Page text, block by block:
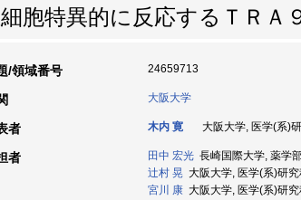
胞特異的に反応するＴＲＡ
/領域番号 24659713
大阪大学
者 木内 寛 大阪大学, 医学(系)
者 田中 宏光 長崎国際大学, 薬学
辻村 晃 大阪大学, 医学(系)研
宮川 康 大阪大学, 医学(系)研